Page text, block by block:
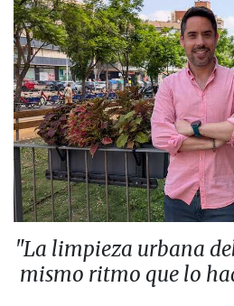
"La limpieza urbana
mismo ritmo que lo